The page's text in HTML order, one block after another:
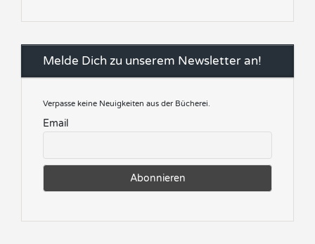
Melde Dich zu unserem Newsletter an!
Verpasse keine Neuigkeiten aus der Bücherei.
Email